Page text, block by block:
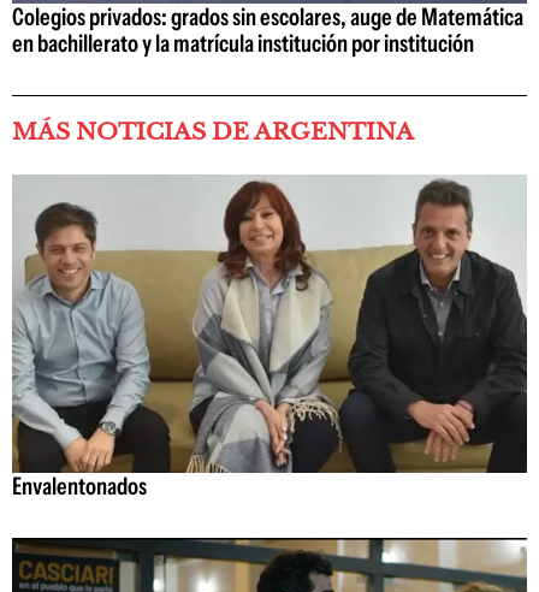
Colegios privados: grados sin escolares, auge de Matemática
en bachillerato y la matrícula institución por institución
MÁS NOTICIAS DE ARGENTINA
Envalentonados